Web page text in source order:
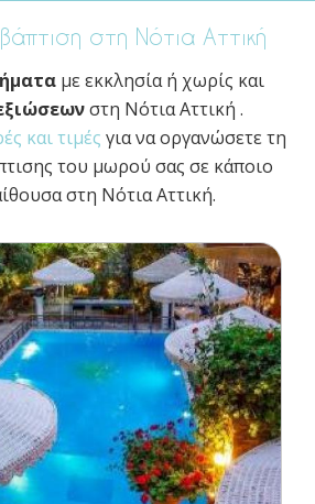
στη Νότια Αττική
με εκκλησία ή χωρίς και
στη Νότια Αττική .
και τιμές για να οργανώσετε τη
του μωρού σας σε κάποιο
στη Νότια Αττική.